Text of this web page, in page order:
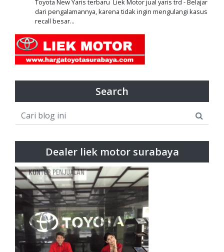
Toyota New Yaris terbaru Liek Motor jual yaris trd - Belajar
dari pengalamannya, karena tidak ingin mengulangi kasus
recall besar...
Search
Dealer liek motor surabaya